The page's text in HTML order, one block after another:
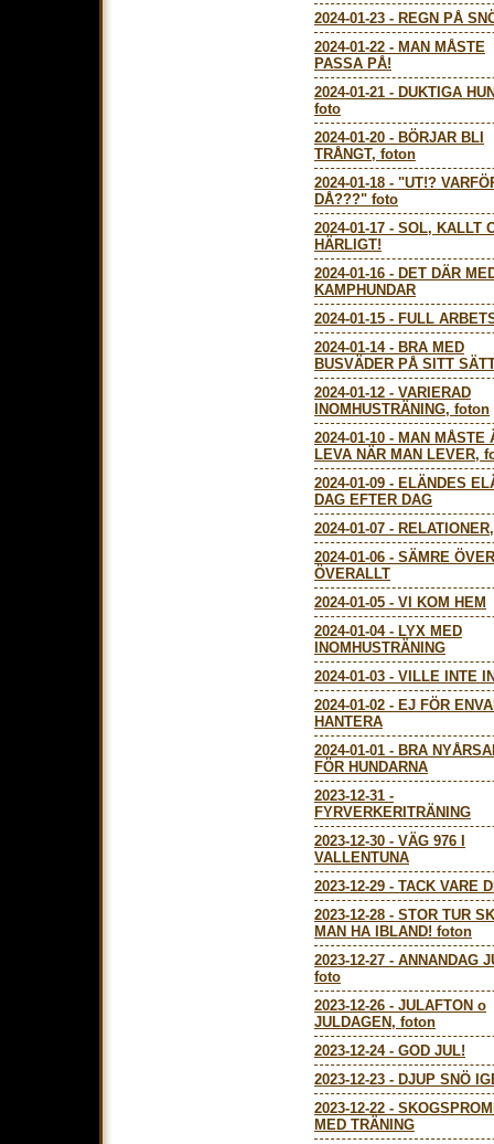
2024-01-23 - REGN PÅ
2024-01-22 - MAN MÅSTE
PASSA PÅ!
2024-01-21 - DUKTIGA
foto
2024-01-20 - BÖRJAR BLI
TRÅNGT, foton
2024-01-18 - "UT!?
DÅ???" foto
2024-01-17 - SOL, KALLT
HÄRLIGT!
2024-01-16 - DET DÄR
KAMPHUNDAR
2024-01-15 - FULL
2024-01-14- BRA MED
BUSVÄDER PÅ SITT
2024-01-12 - VARIERAD
INOMHUSTRÄNING, foton
2024-01-10 - MAN MÅSTE
LEVA NÄR MAN LEVER,
2024-01-09 - ELÄNDES
DAG EFTER DAG
2024-01-07 -
2024-01-06 - SÄMRE
ÖVERALLT
2024-01-05 - VI KOM HEM
2024-01-04- LYX MED
INOMHUSTRÄNING
2024-01-03 - VILLE INTE
2024-01-02 - EJ FÖR
HANTERA
2024-01-01 - BRA
FÖR HUNDARNA
2023-12-31 -
FYRVERKERITRÄNING
2023-12-30 - VÄG 976 I
VALLENTUNA
2023-12-29 - TACK VARE
2023-12-28 - STOR TUR
MAN HA IBLAND! foton
2023-12-27 - ANNANDAG
foto
2023-12-26 - JULAFTON o
JULDAGEN, foton
2023-12-24- GOD JUL!
2023-12-23 - DJUP SNÖ
2023-12-22 -
MED TRÄNING